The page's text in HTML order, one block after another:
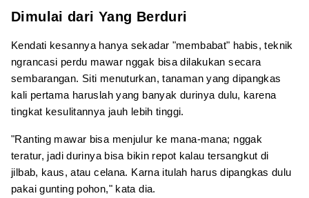
Dimulai dari Yang Berduri
Kendati kesannya hanya sekadar "membabat" habis, teknik
ngrancasi perdu mawar nggak bisa dilakukan secara
sembarangan. Siti menuturkan, tanaman yang dipangkas
kali pertama haruslah yang banyak durinya dulu, karena
tingkat kesulitannya jauh lebih tinggi.
"Ranting mawar bisa menjulur ke mana-mana; nggak
teratur, jadi durinya bisa bikin repot kalau tersangkut di
jilbab, kaus, atau celana. Karna itulah harus dipangkas dulu
pakai gunting pohon," kata dia.